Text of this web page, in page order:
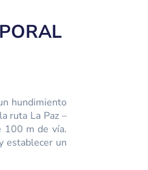
hundimiento
ruta La Paz –
100 m de vía.
establecer un